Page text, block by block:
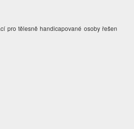
pro tělesně handicapované osoby řešen